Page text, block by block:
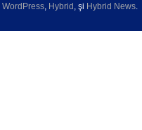
WordPress, Hybrid , şi Hybrid News.